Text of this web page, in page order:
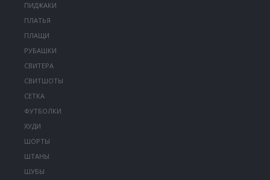
ПИДЖАКИ
ПЛАТЬЯ
ПЛАЩИ
РУБАШКИ
СВИТЕРА
СВИТШОТЫ
СЕТКА
ФУТБОЛКИ
ХУДИ
ШОРТЫ
ШТАНЫ
ШУБЫ